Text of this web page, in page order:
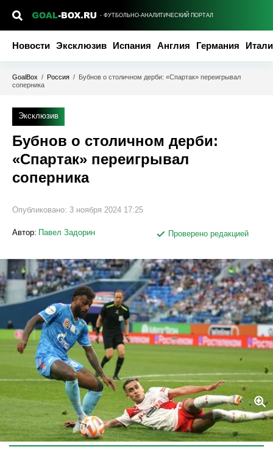
- ФУТБОЛЬНО-АНАЛИТИЧЕСКИЙ ПОРТАЛ
Новости Эксклюзив Испания Англия Германия
GoalBox / Россия / Бубнов о столичном дерби: «Спартак» переигрывал
соперника
Эксклюзив
Бубнов о столичном дерби:
«Спартак» переигрывал
соперника
Опубликовано: 3 ноября 2024 17:25
Автор: Павел Задорин Проверено редакцией
Legion-Media